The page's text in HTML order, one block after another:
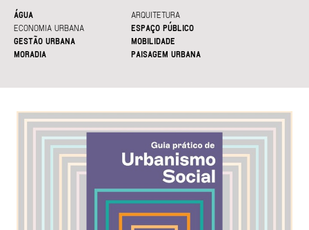
ÁGUA
ARQUITETURA
ECONOMIA URBANA
ESPAÇO PÚBLICO
GESTÃO URBANA
MOBILIDADE
MORADIA
PAISAGEM URBANA